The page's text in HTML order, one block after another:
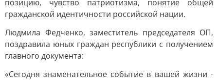
позицию, чувство патриотизма, понятие общей
гражданской идентичности российской нации.
Людмила Федченко, заместитель председателя ОП,
поздравила юных граждан республики с получением
главного документа:
«Сегодня знаменательное событие в вашей жизни -